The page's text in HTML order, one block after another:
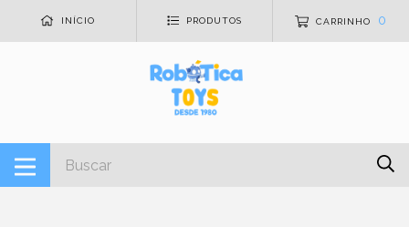
INÍCIO PRODUTOS CARRINHO 0